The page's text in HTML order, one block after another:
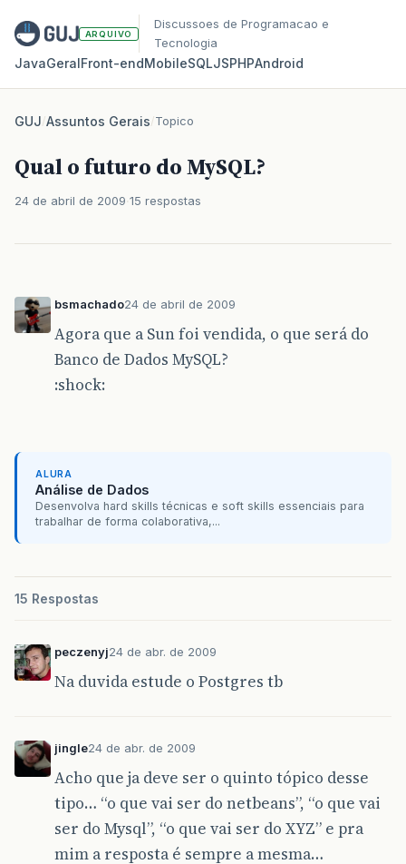
ARQUIVO
Discussoes de Programacao e
Tecnologia
JavaGeralFront‑endMobileSQLJSPHPAndroid
GUJ/Assuntos Gerais/Topico
Qual o futuro do MySQL?
24 de abril de 2009 15 respostas
bsmachado24 de abril de 2009
Agora que a Sun foi vendida, o que será do
Banco de Dados MySQL?
:shock:
ALURA
Análise de Dados
Desenvolva hard skills técnicas e soft skills essenciais para
trabalhar de forma colaborativa,...
15 Respostas
peczenyj24 de abr. de 2009
Na duvida estude o Postgres tb
jingle24 de abr. de 2009
Acho que ja deve ser o quinto tópico desse
tipo… “o que vai ser do netbeans”, “o que vai
ser do Mysql”, “o que vai ser do XYZ” e pra
mim a resposta é sempre a mesma…